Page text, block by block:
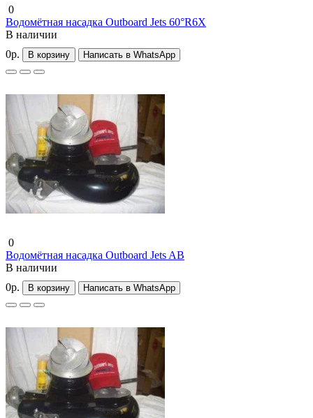
0
Водомётная насадка Outboard Jets 60°R6X
В наличии
0р.
В корзину Написать в WhatsApp
0
Водомётная насадка Outboard Jets AB
В наличии
0р.
В корзину Написать в WhatsApp